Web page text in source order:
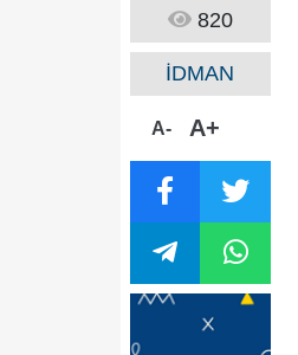
820
İDMAN
A- A+